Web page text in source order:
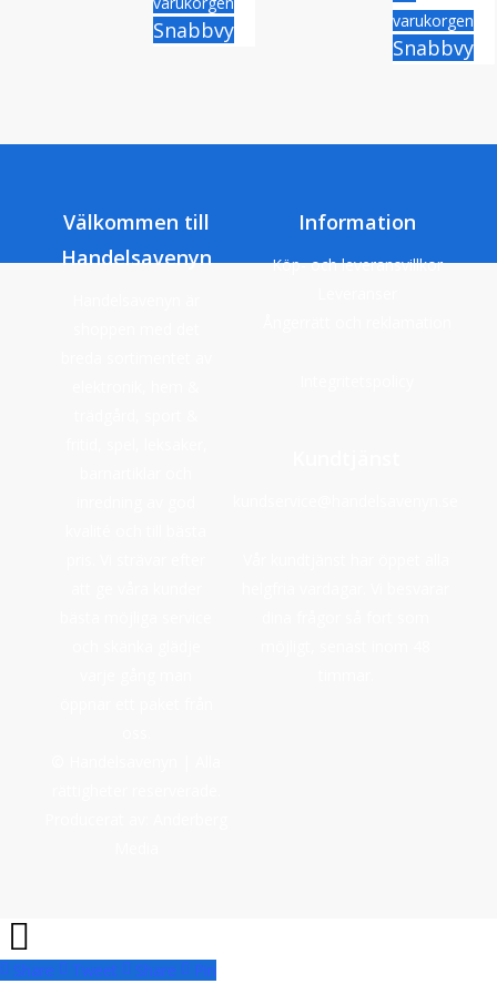
Snabbvy
varukorgen
Snabbvy
Välkommen till
Handelsavenyn
Information
Köp- och leveransvillkor
Share Tweet Share Pin